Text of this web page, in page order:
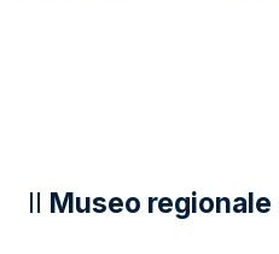
Il Museo